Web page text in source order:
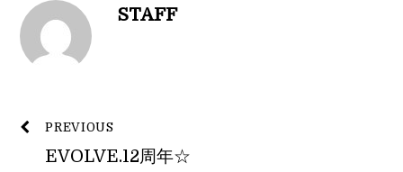
STAFF
PREVIOUS
EVOLVE.12周年☆